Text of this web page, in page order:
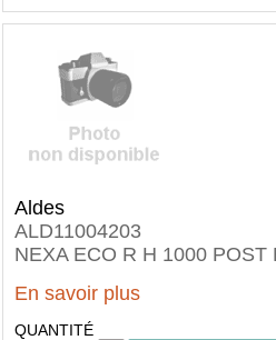
Aldes
ALD11004203
NEXA ECO R H 1000 POST
En savoir plus
QUANTITÉ